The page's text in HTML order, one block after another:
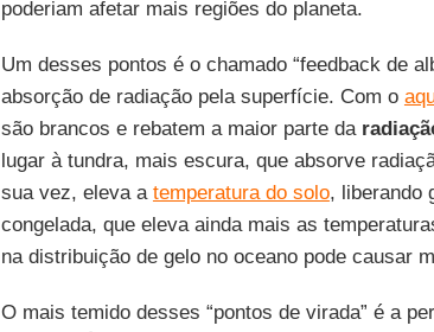
poderiam afetar mais regiões do planeta.
Um desses pontos é o chamado “feedback de
absorção de radiação pela superfície. Com o
são brancos e rebatem a maior parte da
lugar à tundra, mais escura, que absorve
sua vez, eleva a temperatura do solo, liberando
congelada, que eleva ainda mais as
na distribuição de gelo no oceano pode causar
O mais temido desses “pontos de virada” é a